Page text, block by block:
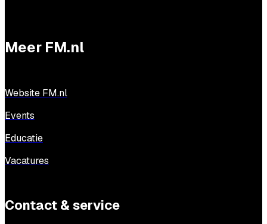
Meer FM.nl
Website FM.nl
Events
Educatie
Vacatures
Contact & service